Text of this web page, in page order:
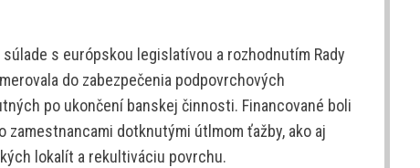
s európskou legislatívou a rozhodnutím Rady
do zabezpečenia podpovrchových
po ukončení banskej činnosti. Financované boli
zamestnancami dotknutými útlmom ťažby, ako aj
lokalít a rekultiváciu povrchu.